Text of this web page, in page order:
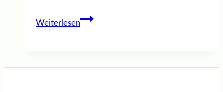
WeiterlesenEntspannungs-